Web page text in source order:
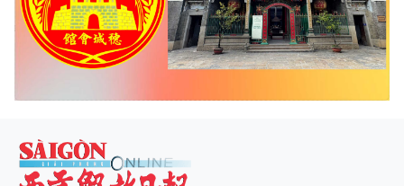
西贡解放报网版权所有
由越南新闻与传播部所属报刊局于2023年09月06日 签发第26/GP-CBC号许可
副总编辑: 阮玉英、范文长、裴氏红霜、张德义、范氏云英、杨文光、阮德显、
阮克强、陈嘉宝
主编: 阮玉英